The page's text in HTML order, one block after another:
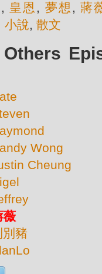
, 皇恩 , 夢想 , 蔣
小說, 散文
Wong
Cheung
薇
別豬